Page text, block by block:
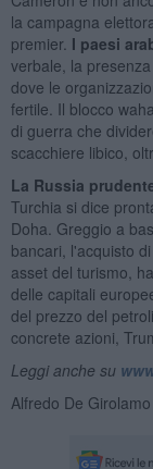
la campagna
premier. I paesi
verbale, la
dove le
fertile. Il blocco
di guerra che
scacchiere libico,
La Russia
Turchia si dice
Doha. Greggio a
bancari, l'acquisto
asset del turismo,
delle capitali
del prezzo del
concrete azioni,
Leggi anche su
Alfredo De